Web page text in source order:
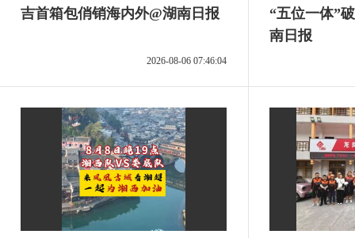
吉首箱包俏销海内外@湖南日报
2026-08-06 07:46:04
“五位一体”
南日报